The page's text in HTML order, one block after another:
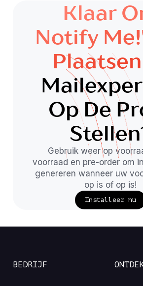
Klaar
Notify
Plaatsen
Op De
Gebruik weer op
voorraad en pre-order om
genereren wanneer uw
op is of op is!
Installeer nu
BEDRIJF